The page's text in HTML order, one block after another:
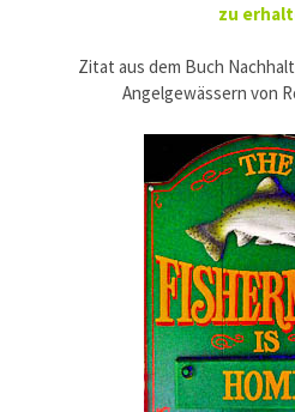
zu
Zitat aus dem Buch
Angelgewässern von